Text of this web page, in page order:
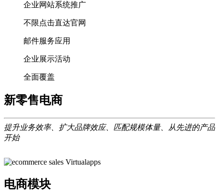
企业网站系统推广
不限点击直达官网
邮件服务应用
企业展示活动
全面覆盖
新零售电商
提升业务效率、扩大品牌效应、匹配规模体量、从先进的产品
开始
电商模块